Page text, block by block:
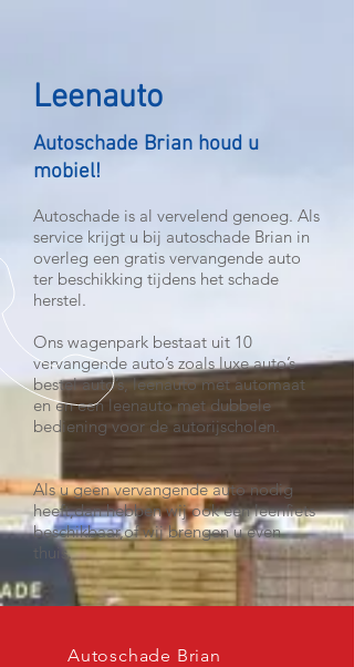
Leenauto
Autoschade Brian houd u
mobiel!
Autoschade is al vervelend genoeg. Als
service krijgt u bij autoschade Brian in
overleg een gratis vervangende auto
ter beschikking tijdens het schade
herstel.
Ons wagenpark bestaat uit 10
vervangende auto’s zoals luxe auto’s
bestel auto’s, leenauto met automaat
en en een leenauto met dubbele
bediening voor de autorijscholen.
Als u geen vervangende auto nodig
heeft,dan hebben wij ook een leenfiets
beschikbaar,of wij brengen u even
thuis.
Autoschade Brian